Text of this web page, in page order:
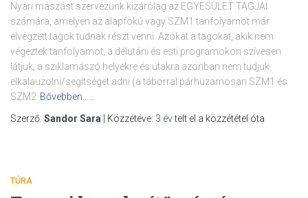
Nyári mászást szervezünk kizárólag az EGYESÜLET TAGJAI
számára, amelyen az alapfokú vagy SZM1 tanfolyamot már
elvégzett tagok tudnak részt venni. Azokat a tagokat, akik nem
végeztek tanfolyamot, a délutáni és esti programokon szívesen
látjuk, a sziklamászó helyekre és utakra azonban nem tudjuk
elkalauzolni/segítséget adni (a táborral párhuzamosan SZM1 és
SZM2 Bővebben……
Szerző: Sandor Sara | Közzétéve: 3 évtelt el a közzététel óta
TÚRA